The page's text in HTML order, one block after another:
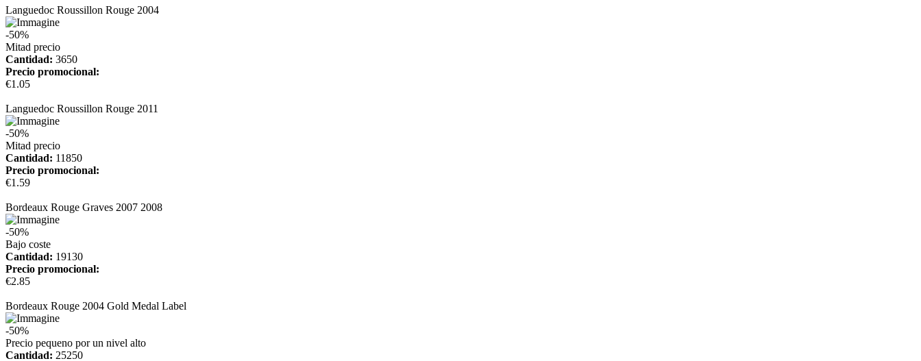
Languedoc Roussillon Rouge 2004
-50%
Mitad precio
Cantidad: 3650
Precio promocional:
€1.05
Languedoc Roussillon Rouge 2011
-50%
Mitad precio
Cantidad: 11850
Precio promocional:
€1.59
Bordeaux Rouge Graves 2007 2008
-50%
Bajo coste
Cantidad: 19130
Precio promocional:
€2.85
Bordeaux Rouge 2004 Gold Medal Label
-50%
Precio pequeno por un nivel alto
Cantidad: 25250